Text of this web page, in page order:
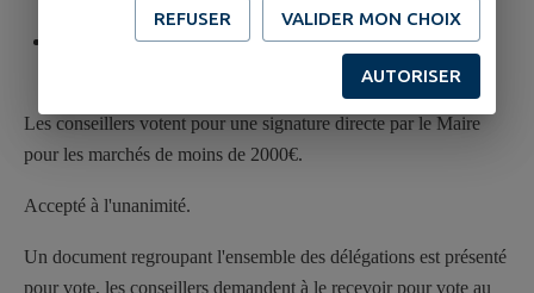
Délibération délégation d'attribution du Conseil Municipal
Les conseillers votent pour une signature directe par le Maire
pour les marchés de moins de 2000€.
Accepté à l'unanimité.
Un document regroupant l'ensemble des délégations est présenté
pour vote, les conseillers demandent à le recevoir pour vote au
REFUSER VALIDER MON CHOIX
AUTORISER